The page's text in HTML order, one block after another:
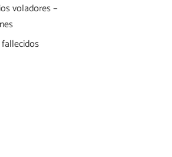
voladores –